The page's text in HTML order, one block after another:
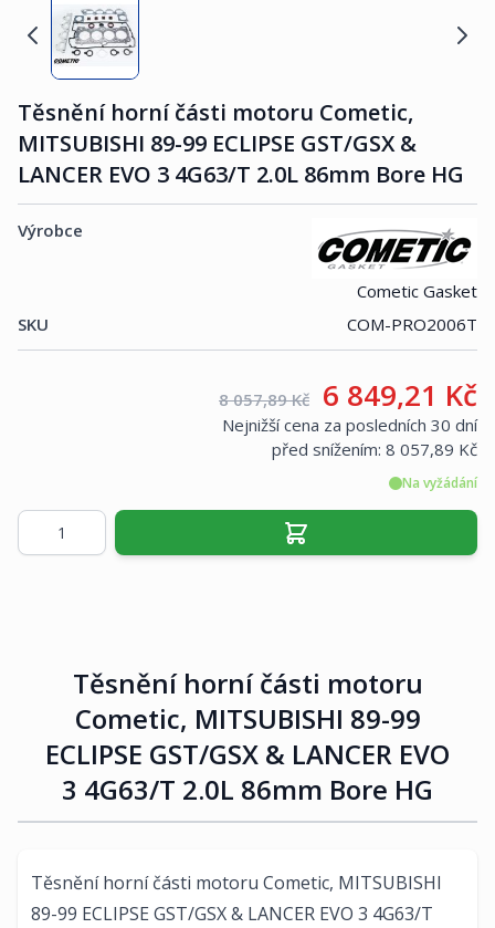
Těsnění horní části motoru Cometic,
MITSUBISHI 89-99 ECLIPSE GST/GSX &
LANCER EVO 3 4G63/T 2.0L 86mm Bore HG
Výrobce
Cometic Gasket
SKU
COM-PRO2006T
Maloobchodní cena:
8 057,89 Kč Vaše cena:
6 849,21 Kč
Nejnižší cena za posledních 30 dní
před snížením: 8 057,89 Kč
Na vyžádání
Množství
Těsnění horní části motoru
Cometic, MITSUBISHI 89-99
ECLIPSE GST/GSX & LANCER EVO
3 4G63/T 2.0L 86mm Bore HG
Těsnění horní části motoru Cometic, MITSUBISHI
89-99 ECLIPSE GST/GSX & LANCER EVO 3 4G63/T